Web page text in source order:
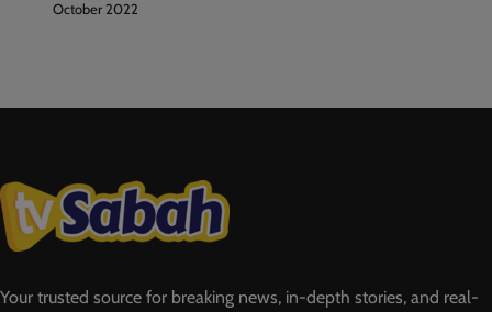
October 2022
Your trusted source for breaking news, in-depth stories, and real-